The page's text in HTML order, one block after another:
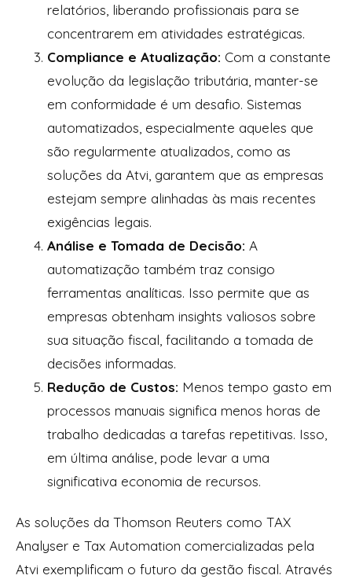
relatórios, liberando profissionais para se
concentrarem em atividades estratégicas.
Compliance e Atualização: Com a constante
evolução da legislação tributária, manter-se
em conformidade é um desafio. Sistemas
automatizados, especialmente aqueles que
são regularmente atualizados, como as
soluções da Atvi, garantem que as empresas
estejam sempre alinhadas às mais recentes
exigências legais.
Análise e Tomada de Decisão: A
automatização também traz consigo
ferramentas analíticas. Isso permite que as
empresas obtenham insights valiosos sobre
sua situação fiscal, facilitando a tomada de
decisões informadas.
Redução de Custos: Menos tempo gasto em
processos manuais significa menos horas de
trabalho dedicadas a tarefas repetitivas. Isso,
em última análise, pode levar a uma
significativa economia de recursos.
As soluções da Thomson Reuters como TAX
Analyser e Tax Automation comercializadas pela
Atvi exemplificam o futuro da gestão fiscal. Através